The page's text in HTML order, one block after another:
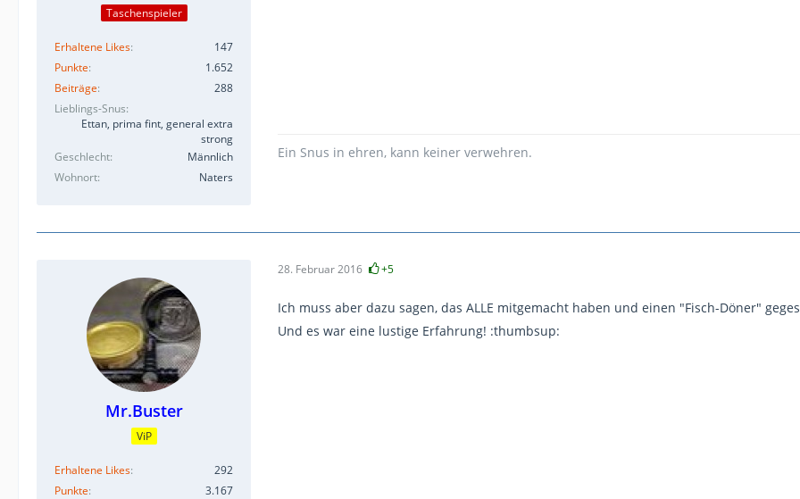
Taschenspieler
Erhaltene Likes
147
Punkte
1.652
Beiträge
288
Lieblings-Snus
Ettan, prima fint, general extra
strong
Geschlecht
Männlich
Wohnort
Naters
Ein Snus in ehren, kann keiner verwehren.
Mr.Buster
ViP
Erhaltene Likes
292
Punkte
3.167
28. Februar 2016 +5
Ich muss aber dazu sagen, das ALLE mitgemacht haben und einen "Fisch-Döner"
Und es war eine lustige Erfahrung! :thumbsup: